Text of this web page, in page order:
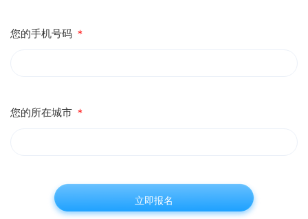
您的手机号码 ＊
您的所在城市 ＊